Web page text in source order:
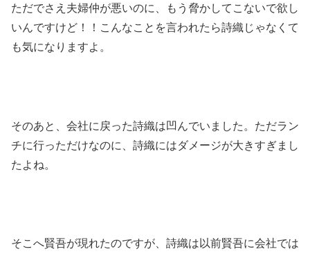
ただでさえ夫婦仲が悪いのに、もう脅かしてこないで欲し
いんですけど！！こんなことを言われたら詩織じゃなくて
も気になりますよ。
そのあと、会社に戻った詩織は凹んでいました。ただラン
チに行っただけなのに、詩織にはダメージが大きすぎまし
たよね。
そこへ賢吾が現れたのですが、詩織は以前賢吾に会社では